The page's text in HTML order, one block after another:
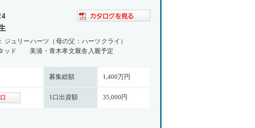
ジュリーハーツ（母の父：ハーツクライ）
ッド 美浦・青木孝文厩舎入厩予定
募集総額 1,400万円
1口出資額 35,000円